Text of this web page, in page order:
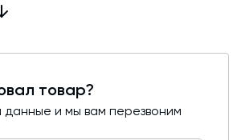
линий,промышленных
тензодатчика - IP67.
товар?
данные и мы вам перезвоним